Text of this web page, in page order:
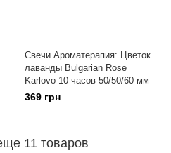
Свечи Ароматерапия: Цветок
лаванды Bulgarian Rose
Karlovo 10 часов 50/50/60 мм
369 грн
11 товаров